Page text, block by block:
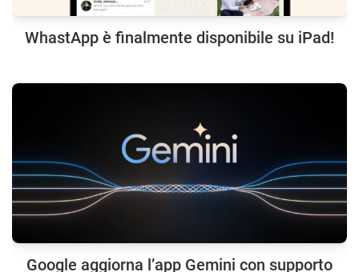
WhastApp è finalmente disponibile su iPad!
Google aggiorna l’app Gemini con supporto